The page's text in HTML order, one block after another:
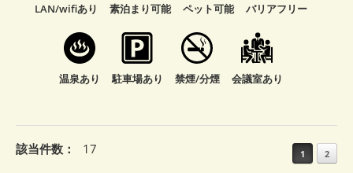
LAN/wifiあり 素泊まり可能 ペット可能 バリアフリー
温泉あり 駐車場あり 禁煙/分煙 会議室あり
該当件数： 17
Post
navigation
1 2